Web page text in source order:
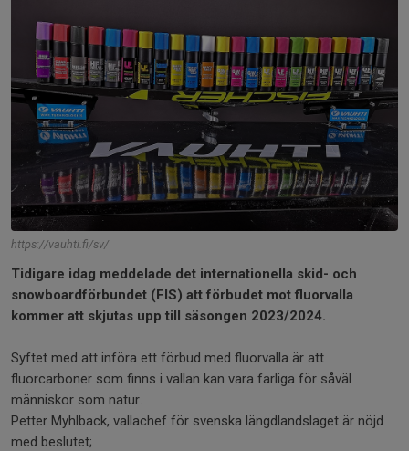
https://vauhti.fi/sv/
Tidigare idag meddelade det internationella skid- och
snowboardförbundet (FIS) att förbudet mot fluorvalla
kommer att skjutas upp till säsongen 2023/2024.
Syftet med att införa ett förbud med fluorvalla är att
fluorcarboner som finns i vallan kan vara farliga för såväl
människor som natur.
Petter Myhlback, vallachef för svenska längdlandslaget är nöjd
med beslutet;